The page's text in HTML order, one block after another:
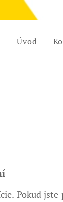
Úvod
Pokud jste